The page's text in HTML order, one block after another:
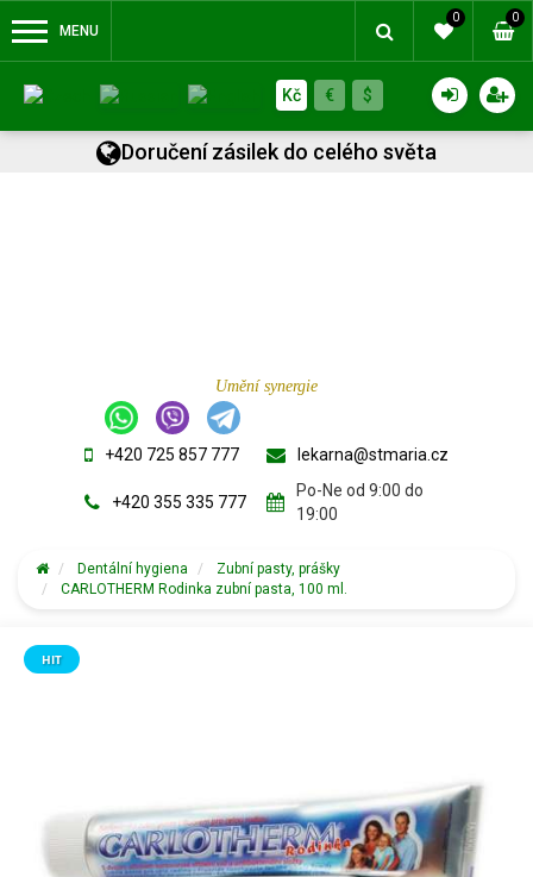
MENU
0 0
Kč € $
Doručení zásilek do celého světa
Umění synergie
+420 725 857 777
+420 355 335 777
lekarna@stmaria.cz
Po-Ne od 9:00 do
19:00
Dentální hygiena
Zubní pasty, prášky
CARLOTHERM Rodinka zubní pasta, 100 ml.
HIT